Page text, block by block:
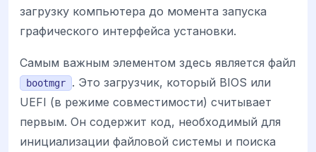
загрузку компьютера до момента запуска
графического интерфейса установки.
Самым важным элементом здесь является файл
bootmgr
. Это загрузчик, который BIOS или
UEFI (в режиме совместимости) считывает
первым. Он содержит код, необходимый для
инициализации файловой системы и поиска